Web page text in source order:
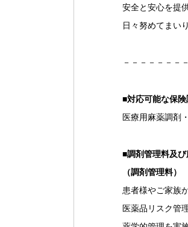
安全と安心を提
日々努めてまい
－－－－－－－
■対応可能な保険
医療用麻薬調剤
■調剤管理料及
（調剤管理料）
患者様やご家族
医薬品リスク管